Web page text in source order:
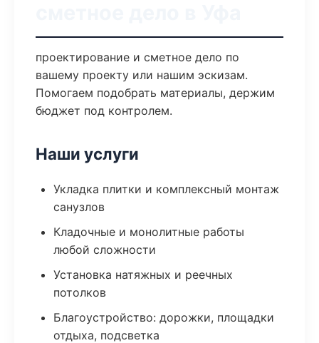
проектирование и сметное дело по
вашему проекту или нашим эскизам.
Помогаем подобрать материалы, держим
бюджет под контролем.
Наши услуги
Укладка плитки и комплексный монтаж
санузлов
Кладочные и монолитные работы
любой сложности
Установка натяжных и реечных
потолков
Благоустройство: дорожки, площадки
отдыха, подсветка